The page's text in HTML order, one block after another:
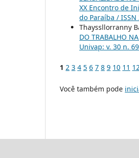
XX Encontro de
do Paraíba / ISSN
Thayssllorranny
DO TRABALHO
Univap: v. 30 n.
1 2 3 4 5 6 7 8 9 10 11
Você também pode